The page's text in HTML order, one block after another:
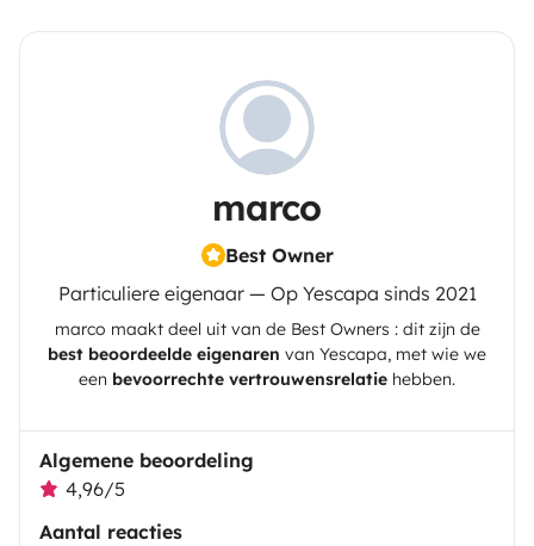
marco
Best Owner
Particuliere eigenaar — Op Yescapa sinds 2021
marco maakt deel uit van de Best Owners : dit zijn de
best beoordeelde eigenaren van Yescapa, met wie we
een bevoorrechte vertrouwensrelatie hebben.
Algemene beoordeling
4,96/5
Aantal reacties